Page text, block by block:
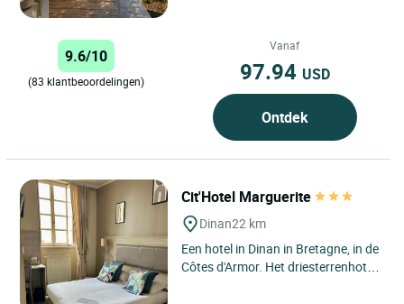
9.6/10
(83 klantbeoordelingen)
Vanaf
97.94 USD
Ontdek
Cit'Hotel Marguerite
Dinan22 km
Een hotel in Dinan in Bretagne, in de
Côtes d'Armor. Het driesterrenhotel